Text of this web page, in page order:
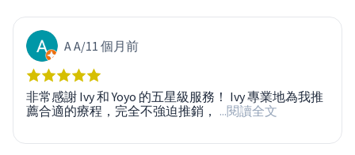
A A/11 個月前
非常感謝 Ivy 和 Yoyo 的五星級服務！ Ivy 專業地為我推
薦合適的療程，完全不強迫推銷， ...閱讀全文